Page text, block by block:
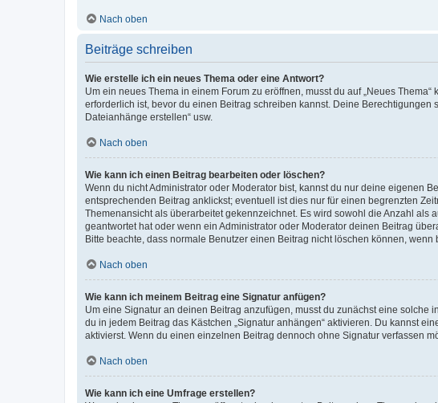
Nach oben
Beiträge schreiben
Wie erstelle ich ein neues Thema oder eine Antwort?
Um ein neues Thema in einem Forum zu eröffnen, musst du auf „Neues
erforderlich ist, bevor du einen Beitrag schreiben kannst. Deine Berechtigungen
Dateianhänge erstellen“ usw.
Nach oben
Wie kann ich einen Beitrag bearbeiten oder löschen?
Wenn du nicht Administrator oder Moderator bist, kannst du nur deine eigenen
entsprechenden Beitrag anklickst; eventuell ist dies nur für einen begrenzten
Themenansicht als überarbeitet gekennzeichnet. Es wird sowohl die Anzahl
geantwortet hat oder wenn ein Administrator oder Moderator deinen Beitrag
Bitte beachte, dass normale Benutzer einen Beitrag nicht löschen können, wenn
Nach oben
Wie kann ich meinem Beitrag eine Signatur anfügen?
Um eine Signatur an deinen Beitrag anzufügen, musst du zunächst eine
du in jedem Beitrag das Kästchen „Signatur anhängen“ aktivieren. Du kannst
aktivierst. Wenn du einen einzelnen Beitrag dennoch ohne Signatur verfassen
Nach oben
Wie kann ich eine Umfrage erstellen?